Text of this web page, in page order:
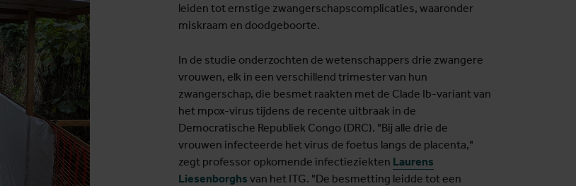
leiden tot ernstige zwangerschapscomplicaties, waaronder
miskraam en doodgeboorte.
In de studie onderzochten de wetenschappers drie zwangere
vrouwen, elk in een verschillend trimester van hun
zwangerschap, die besmet raakten met de Clade Ib-variant van
het mpox-virus tijdens de recente uitbraak in de
Democratische Republiek Congo (DRC). "Bij alle drie de
vrouwen infecteerde het virus de foetus langs de placenta,"
zegt professor opkomende infectieziekten Laurens
Liesenborghs van het ITG. "De besmetting leidde tot een